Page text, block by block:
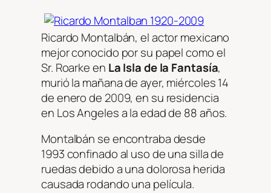
Ricardo Montalbán, el actor mexicano
mejor conocido por su papel como el
Sr. Roarke en La Isla de la Fantasía,
murió la mañana de ayer, miércoles 14
de enero de 2009, en su residencia
en Los Angeles a la edad de 88 años.
Montalbán se encontraba desde
1993 confinado al uso de una silla de
ruedas debido a una dolorosa herida
causada rodando una película.